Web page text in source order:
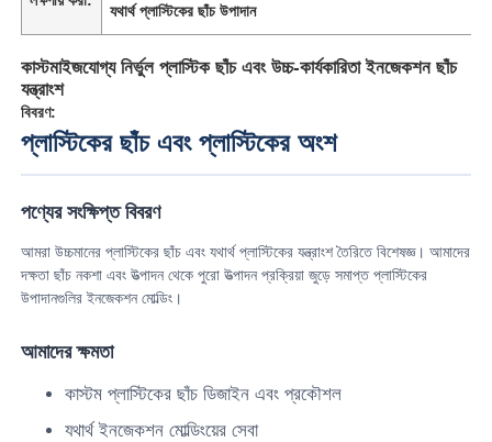
আমাদের সম্পর্কে
কারখানা ভ্রমণ
মান নিয়ন্ত্রণ
আমাদের সাথে যোগাযোগ করুন
খবর
উদ্ধৃতির জন্য আবেদন
যথার্থ প্লাস্টিকের ছাঁচ উপাদান
কাস্টমাইজযোগ্য নির্ভুল প্লাস্টিক ছাঁচ এবং উচ্চ-কার্যকারিতা ইনজেকশন ছাঁচ
যন্ত্রাংশ
বিবরণ:
প্লাস্টিকের ছাঁচ এবং প্লাস্টিকের অংশ
পণ্যের সংক্ষিপ্ত বিবরণ
আমরা উচ্চমানের প্লাস্টিকের ছাঁচ এবং যথার্থ প্লাস্টিকের যন্ত্রাংশ তৈরিতে বিশেষজ্ঞ। আমাদের
দক্ষতা ছাঁচ নকশা এবং উত্পাদন থেকে পুরো উত্পাদন প্রক্রিয়া জুড়ে সমাপ্ত প্লাস্টিকের
উপাদানগুলির ইনজেকশন মোল্ডিং।
আমাদের ক্ষমতা
কাস্টম প্লাস্টিকের ছাঁচ ডিজাইন এবং প্রকৌশল
যথার্থ ইনজেকশন মোল্ডিংয়ের সেবা